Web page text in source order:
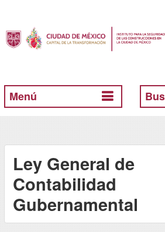
Menú
Ley General de
Contabilidad
Gubernamental